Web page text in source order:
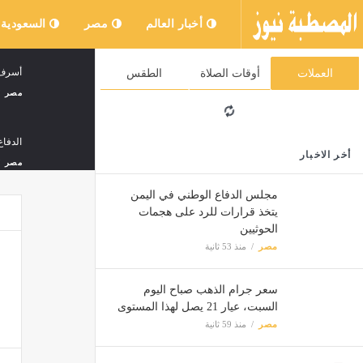
أخبار العالم مصر السعودية
العملات أوقات الصلاة الطقس
أخر الاخبار
مجلس الدفاع الوطني في اليمن
يتخذ قرارات للرد على هجمات
الحوثيين
مصر منذ 53 ثانية
سعر جرام الذهب صباح اليوم
السبت، عيار 21 يصل لهذا المستوى
مصر منذ 59 ثانية
مصر
مصر
سعر
مصر